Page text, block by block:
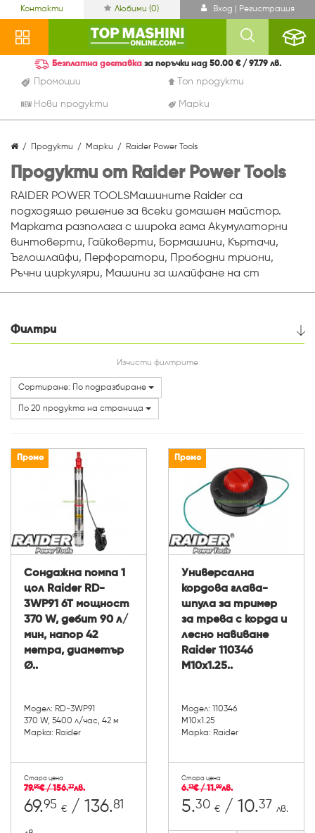
Контакти Любими (0) Вход | Регистрация
Промоции Топ продукти
Нови продукти Марки
Безплатна доставка за поръчки над 50.00 € / 97.79 лв.
Продукти Марки Raider Power Tools
Продукти от Raider Power Tools
RAIDER POWER TOOLSМашините Raider са
подходящо решение за всеки домашен майстор.
Марката разполага с широка гама Акумулаторни
винтоверти, Гайковерти, Бормашини, Къртачи,
Ъглошлайфи, Перфоратори, Прободни триони,
Ръчни циркуляри, Машини за шлайфане на ст
Филтри
Категории
Изчисти филтрите
Сортиране: По подразбиране
По 20 продукта на страница
Промо
Сондажна помпа 1
цол Raider RD-
3WP91 6T мощност
370 W, дебит 90 л/
мин, напор 42
метра, диаметър
Ø..
Модел: RD-3WP91
370 W, 5400 л/час, 42 м
Марка: Raider
69.95 € / 136.81
Стара цена
79.95€ / 156.37лв.
Промо
Универсална
кордова глава-
шпула за тример
за трева с корда и
лесно навиване
Raider 110346
M10x1.25..
Модел: 110346
M10x1.25
Марка: Raider
5.30 € / 10.37 лв.
Стара цена
6.13€ / 11.99лв.